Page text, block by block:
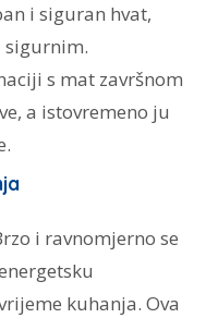
i siguran hvat,
sigurnim.
s mat završnom
a istovremeno ju
i ravnomjerno se
kuhanja. Ova